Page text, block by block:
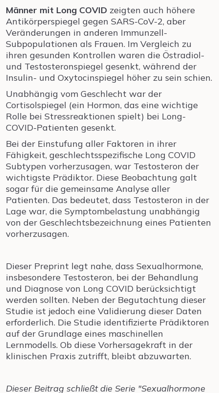
Männer mit Long COVID zeigten auch höhere
Antikörperspiegel gegen SARS-CoV-2, aber
Veränderungen in anderen Immunzell-
Subpopulationen als Frauen. Im Vergleich zu
ihren gesunden Kontrollen waren die Östradiol-
und Testosteronspiegel gesenkt, während der
Insulin- und Oxytocinspiegel höher zu sein schien.
Unabhängig vom Geschlecht war der
Cortisolspiegel (ein Hormon, das eine wichtige
Rolle bei Stressreaktionen spielt) bei Long-
COVID-Patienten gesenkt.
Bei der Einstufung aller Faktoren in ihrer
Fähigkeit, geschlechtsspezifische Long COVID
Subtypen vorherzusagen, war Testosteron der
wichtigste Prädiktor. Diese Beobachtung galt
sogar für die gemeinsame Analyse aller
Patienten. Das bedeutet, dass Testosteron in der
Lage war, die Symptombelastung unabhängig
von der Geschlechtsbezeichnung eines Patienten
vorherzusagen.
Dieser Preprint legt nahe, dass Sexualhormone,
insbesondere Testosteron, bei der Behandlung
und Diagnose von Long COVID berücksichtigt
werden sollten. Neben der Begutachtung dieser
Studie ist jedoch eine Validierung dieser Daten
erforderlich. Die Studie identifizierte Prädiktoren
auf der Grundlage eines maschinellen
Lernmodells. Ob diese Vorhersagekraft in der
klinischen Praxis zutrifft, bleibt abzuwarten.
Dieser Beitrag schließt die Serie "Sexualhormone